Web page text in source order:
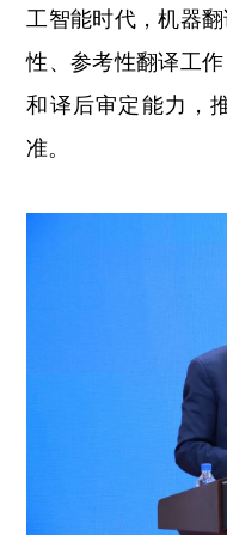
工智能时代，机器
性、参考性翻译工
和译后审定能力，
准。